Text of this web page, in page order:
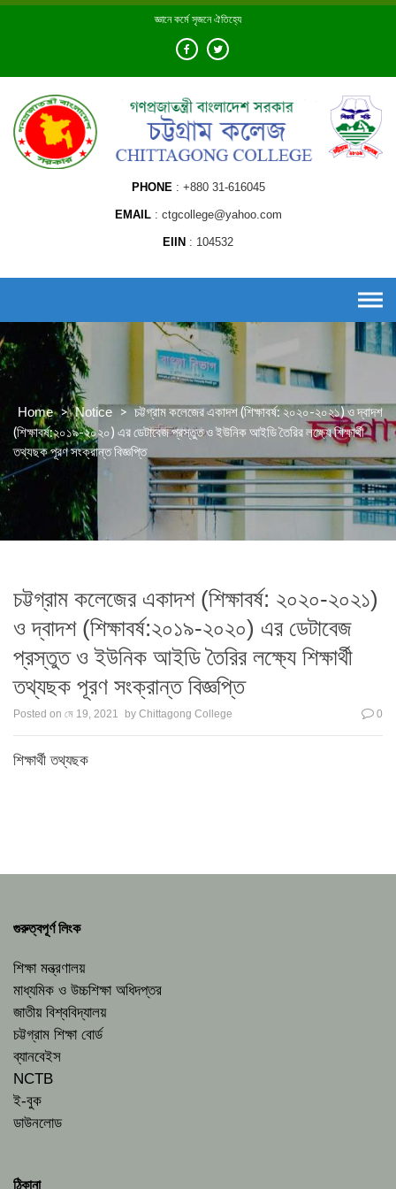
Skip
জ্ঞানে কর্মে সৃজনে ঐতিহ্যে
PHONE +880 31-616045
EMAIL ctgcollege@yahoo.com
EIIN 104532
Home > Notice > চট্টগ্রাম কলেজের একাদশ (শিক্ষাবর্ষ: ২০২০-২০২১) ও দ্বাদশ
(শিক্ষাবর্ষ:২০১৯-২০২০) এর ডেটাবেজ প্রস্তুত ও ইউনিক আইডি তৈরির লক্ষ্যে শিক্ষার্থী
তথ্যছক পূরণ সংক্রান্ত বিজ্ঞপ্তি
চট্টগ্রাম কলেজের একাদশ (শিক্ষাবর্ষ: ২০২০-২০২১)
ও দ্বাদশ (শিক্ষাবর্ষ:২০১৯-২০২০) এর ডেটাবেজ
প্রস্তুত ও ইউনিক আইডি তৈরির লক্ষ্যে শিক্ষার্থী
তথ্যছক পূরণ সংক্রান্ত বিজ্ঞপ্তি
Posted on মে 19, 2021 by Chittagong College 0
শিক্ষার্থী তথ্যছক
গুরুত্বপূর্ণ লিংক
শিক্ষা মন্ত্রণালয়
মাধ্যমিক ও উচ্চশিক্ষা অধিদপ্তর
জাতীয় বিশ্ববিদ্যালয়
চট্টগ্রাম শিক্ষা বোর্ড
ব্যানবেইস
NCTB
ই-বুক
ডাউনলোড
ঠিকানা